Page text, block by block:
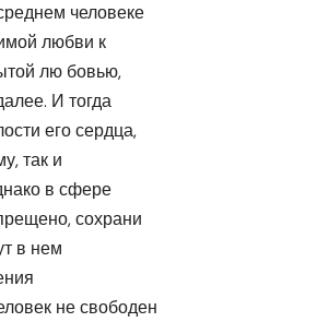
человеке
любви к
лю бовью,
И тогда
его сердца,
так и
в сфере
сохрани
в нем
не свободен